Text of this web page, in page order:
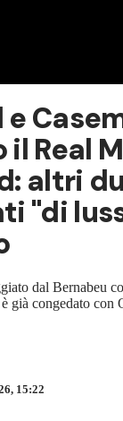
e
il Real
altri
"di
dal Bernabeu
già congedato con
15:22